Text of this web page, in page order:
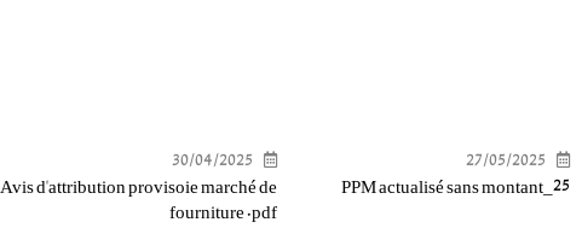
27/05/2025
PPM actualisé sans montant_25
30/04/2025
Avis d'attribution provisoie marché de
fourniture .pdf